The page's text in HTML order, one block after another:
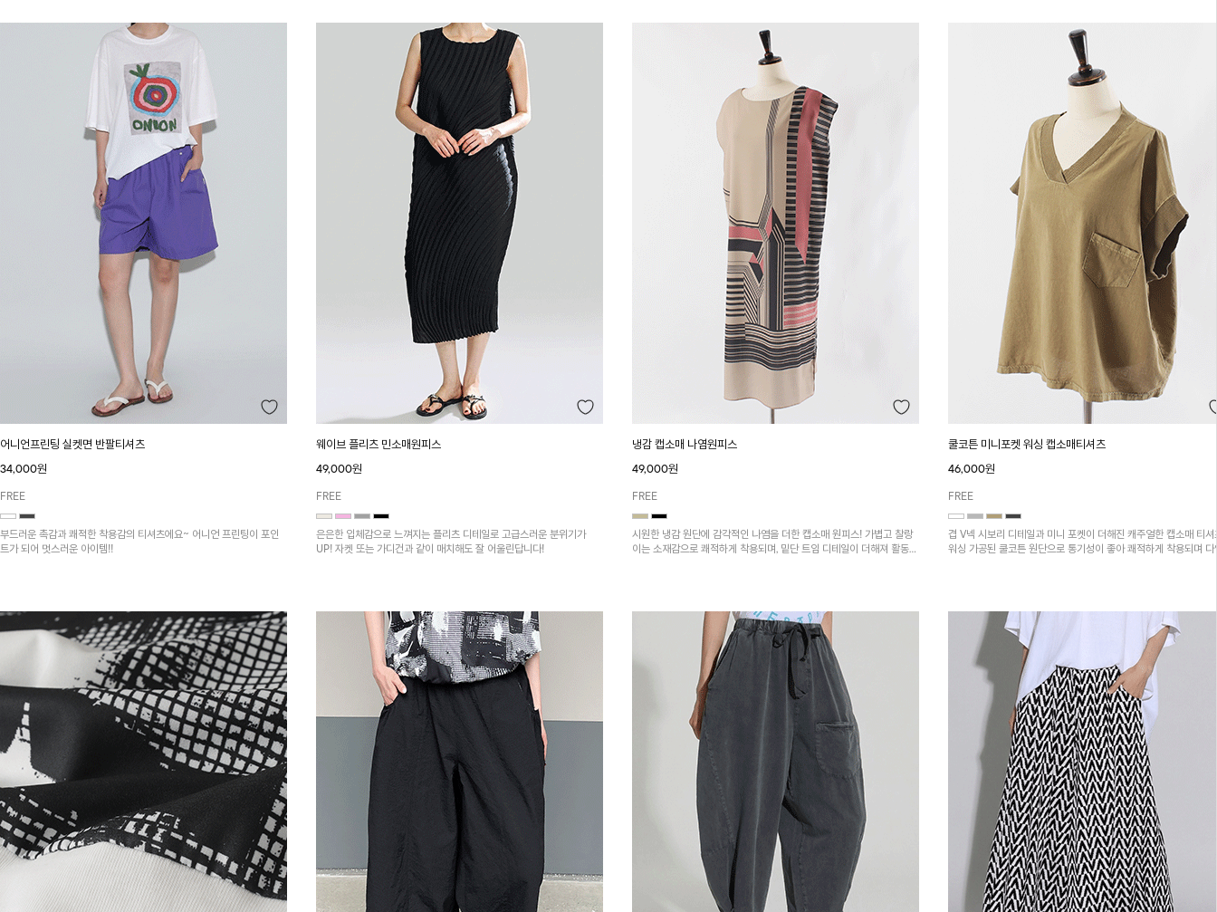
어니언프린팅 실켓면 반팔티셔츠
34,000원
FREE
부드러운 촉감과 쾌적한 착용감의 티셔츠에요~ 어니언 프린팅이 포인
트가 되어 멋스러운 아이템!!
웨이브 플리츠 민소매원피스
49,000원
FREE
은은한 입체감으로 느껴지는 플리츠 디테일로 고급스러운 분위기가
UP! 자켓 또는 가디건과 같이 매치해도 잘 어울린답니다!
냉감 캡소매 나염원피스
49,000원
FREE
시원한 냉감 원단에 감각적인 나염을 더한 캡소매 원피스! 가볍고 찰랑
이는 소재감으로 쾌적하게 착용되며, 밑단 트임 디테일이 더해져 활동성
쿨코튼 미니포켓 워싱 캡소매티셔츠
46,000원
FREE
겹 V넥 시보리 디테일과 미니 포켓이 더해진 캐주얼한 캡소매 티셔
워싱 가공된 쿨코튼 원단으로 통기성이 좋아 쾌적하게 착용되며 다